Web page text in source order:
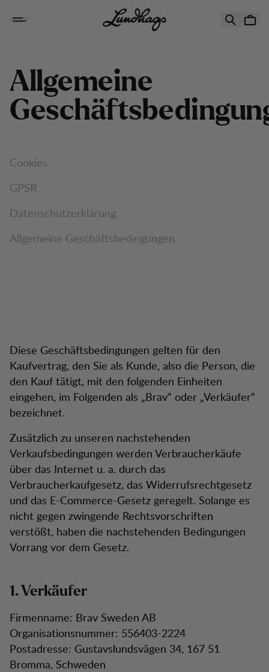
Allgemeine
Cookies
GPSR
Datenschutzerklärung
Allgemeine Geschäftsbedingungen
Diese Geschäftsbedingungen gelten für den
Kaufvertrag, den Sie als Kunde, also die Person, die
den Kauf tätigt, mit den folgenden Einheiten
eingehen, im Folgenden als „Brav“ oder „Verkäufer“
bezeichnet.
Zusätzlich zu unseren nachstehenden
Verkaufsbedingungen werden Verbraucherkäufe
über das Internet u. a. durch das
Verbraucherkaufgesetz, das Widerrufsrechtgesetz
und das E-Commerce-Gesetz geregelt. Solange es
nicht gegen zwingende Rechtsvorschriften
verstößt, haben die nachstehenden Bedingungen
Vorrang vor dem Gesetz.
1. Verkäufer
Firmenname: Brav Sweden AB
Organisationsnummer: 556403-2224
Postadresse: Gustavslundsvägen 34, 167 51
Bromma, Schweden